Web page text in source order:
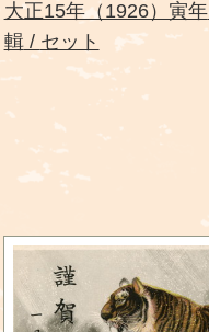
大正15年（1926）寅年
輯
セット